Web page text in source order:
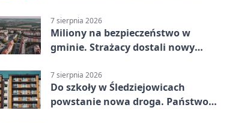
7 sierpnia 2026
Miliony na bezpieczeństwo w
gminie. Strażacy dostali nowy
7 sierpnia 2026
Do szkoły w Śledziejowicach
powstanie nowa droga. Państwo